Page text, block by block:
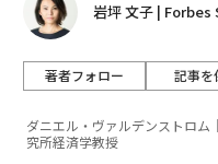
岩坪 文子 |
著者フォロー 記事を
ダニエル・ヴァルデンストロ
究所経済学教授